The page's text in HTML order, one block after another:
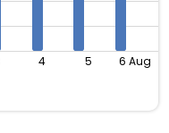
4 5 6 Aug